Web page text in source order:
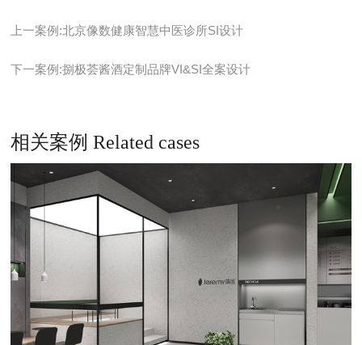
上一案例:北京像数健康智慧中医诊所SI设计
下一案例:捌极荟酱酒定制品牌VI&SI全案设计
相关案例 Related cases